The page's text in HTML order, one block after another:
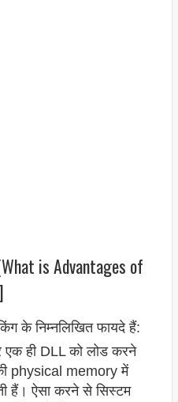
is Advantages of
के निम्नलिखित फायदे हैं:
ही DLL को लोड करने
physical memory में
हैं। ऐसा करने से सिस्टम